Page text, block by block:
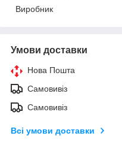
Виробник
Умови доставки
Нова Пошта
Самовивіз
Самовивіз
Всі умови доставки